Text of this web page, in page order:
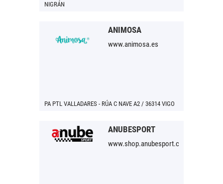
NIGRÁN
ANIMOSA
www.animosa.es
PA PTL VALLADARES - RÚA C NAVE A2 / 36314 VIGO
ANUBESPORT
www.shop.anubesport.com